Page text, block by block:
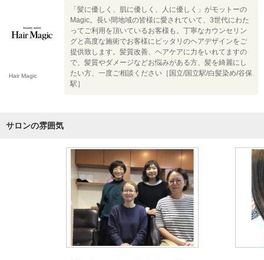
Hair Magic
「髪に優しく、肌に優しく、人に優しく」がモットーの
Magic。長い間地域の皆様に愛されていて、3世代にわた
ってご利用を頂いているお客様も。丁寧なカウンセリン
グと高度な施術でお客様にピッタリのヘアデザインをご
提供致します。髪質改善、ヘアケアに力をいれてますの
で、髪質やダメージなどお悩みがある方、髪を綺麗にし
たい方、一度ご相談ください［国立/国立駅/白髪染め/谷保
駅］
サロンの雰囲気